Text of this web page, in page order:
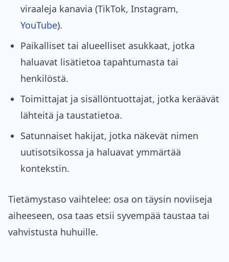
viraaleja kanavia (TikTok, Instagram,
YouTube).
Paikalliset tai alueelliset asukkaat, jotka
haluavat lisätietoa tapahtumasta tai
henkilöstä.
Toimittajat ja sisällöntuottajat, jotka keräävät
lähteitä ja taustatietoa.
Satunnaiset hakijat, jotka näkevät nimen
uutisotsikossa ja haluavat ymmärtää
kontekstin.
Tietämystaso vaihtelee: osa on täysin noviiseja
aiheeseen, osa taas etsii syvempää taustaa tai
vahvistusta huhuille.